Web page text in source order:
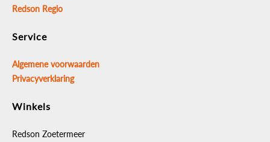
Redson Regio
Service
Algemene voorwaarden
Privacyverklaring
Winkels
Redson Zoetermeer